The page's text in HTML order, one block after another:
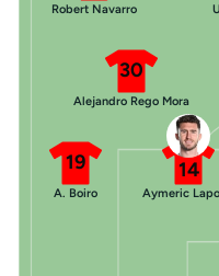
19
A. Boiro
14
Aymeric
30
Alejandro Rego Mora
Robert Navarro